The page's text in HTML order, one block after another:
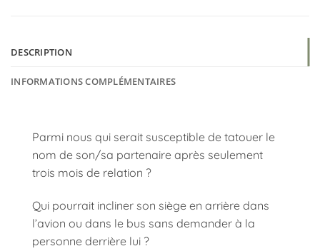
DESCRIPTION
INFORMATIONS COMPLÉMENTAIRES
Parmi nous qui serait susceptible de tatouer le
nom de son/sa partenaire après seulement
trois mois de relation ?
Qui pourrait incliner son siège en arrière dans
l’avion ou dans le bus sans demander à la
personne derrière lui ?